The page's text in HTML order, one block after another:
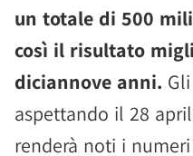
un totale di 500
così il risultato
diciannove anni.
aspettando il 28
renderà noti i